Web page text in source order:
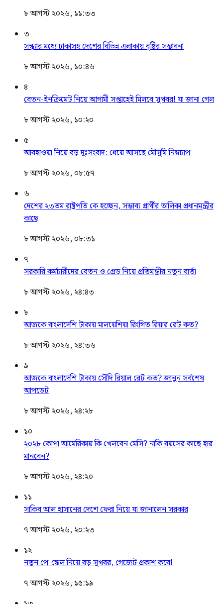
৮ আগস্ট ২০২৬, ১১:৩৩
৩
সন্ধ্যার মধ্যে ঢাকাসহ দেশের বিভিন্ন এলাকায় বৃষ্টির সম্ভাবনা
৮ আগস্ট ২০২৬, ১০:৪৬
৪
বেতন-ইনক্রিমেট নিয়ে আগামী সপ্তাহেই মিলবে সুখবর! যা জানা গেল
৮ আগস্ট ২০২৬, ১০:২০
৫
আবহাওয়া নিয়ে বড় দুঃসংবাদ: ধেয়ে আসছে মৌসুমি নিম্নচাপ
৮ আগস্ট ২০২৬, ০৮:৫৭
৬
দেশের ২৩তম রাষ্ট্রপতি কে হচ্ছেন, সম্ভাব্য প্রার্থীর তালিকা প্রধানমন্ত্রীর
কাছে
৮ আগস্ট ২০২৬, ০৮:৩১
৭
সরকারি কর্মচারীদের বেতন ও গ্রেড নিয়ে প্রতিমন্ত্রীর নতুন বার্তা
৮ আগস্ট ২০২৬, ২৪:৪৩
৮
আজকে বাংলাদেশি টাকায় মালয়েশিয়া রিংগিত রিয়ার রেট কত?
৮ আগস্ট ২০২৬, ২৪:৩৬
৯
আজকে বাংলাদেশি টাকায় সৌদি রিয়াল রেট কত? জানুন সর্বশেষ
আপডেট
৮ আগস্ট ২০২৬, ২৪:২৮
১০
২০২৮ কোপা আমেরিকায় কি খেলবেন মেসি? নাকি বয়সের কাছে হার
মানবেন?
৮ আগস্ট ২০২৬, ২৪:২০
১১
সাকিব আল হাসানের দেশে ফেরা নিয়ে যা জানালেন সরকার
৭ আগস্ট ২০২৬, ২০:২৩
১২
নতুন পে-স্কেল নিয়ে বড় সুখবর, গেজেট প্রকাশ কবে!
৭ আগস্ট ২০২৬, ১৫:১৯